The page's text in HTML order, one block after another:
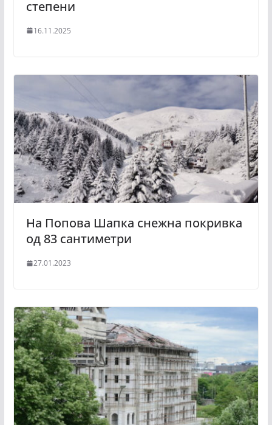
степени
16.11.2025
На Попова Шапка снежна покривка
од 83 сантиметри
27.01.2023